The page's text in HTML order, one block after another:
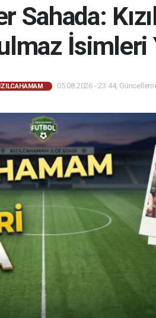
Sahada:
İsimleri
05.08.2026 - 23:44,